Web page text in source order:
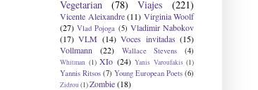
Vegetarian (78) Viajes (221)
Vicente Aleixandre (11) Virginia Woolf
(27) Vlad Pojoga (5) Vladimir Nabokov
(17) VLM (14) Voces invitadas (15)
Vollmann
(22) Wallace Stevens (4)
Whitman (1) XIo (24) Yanis Varoufakis (1)
Yannis Ritsos (7) Young European Poets (6)
Zidrou(1)Zombie(18)